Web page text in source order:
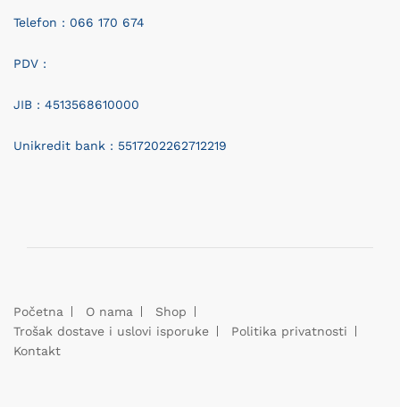
Telefon : 066 170 674
PDV :
JIB : 4513568610000
Unikredit bank : 5517202262712219
Početna O nama
Shop
Trošak dostave i uslovi isporuke
Politika privatnosti
Kontakt